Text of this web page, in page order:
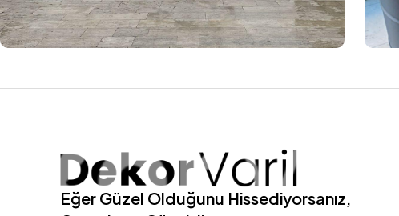
Eğer Güzel Olduğunu Hissediyorsanız,